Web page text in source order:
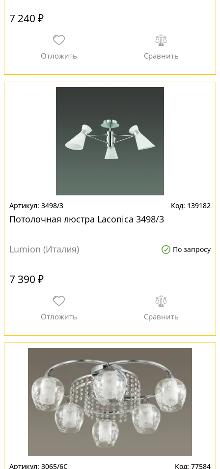
7 240 ₽
3498/3 139182
Потолочная люстра Laconica 3498/3
Lumion (Италия) По запросу
7 390 ₽
3065/6C 77584